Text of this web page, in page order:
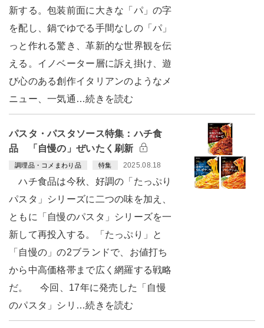
新する。包装前面に大きな「パ」の字
を配し、鍋でゆでる手間なしの「パ」
っと作れる驚き、革新的な世界観を伝
える。イノベーター層に訴え掛け、遊
び心のある創作イタリアンのようなメ
ニュー、一気通…続きを読む
パスタ・パスタソース特集：ハチ食
品 「自慢の」ぜいたく刷新
調理品・コメまわり品 特集 2025.08.18
ハチ食品は今秋、好調の「たっぷり
パスタ」シリーズに二つの味を加え、
ともに「自慢のパスタ」シリーズを一
新して再投入する。「たっぷり」と
「自慢の」の2ブランドで、お値打ち
から中高価格帯まで広く網羅する戦略
だ。 今回、17年に発売した「自慢
のパスタ」シリ…続きを読む